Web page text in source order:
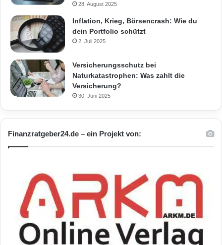
28. August 2025
Inflation, Krieg, Börsencrash: Wie du
dein Portfolio schützt
2. Juli 2025
Versicherungsschutz bei
Naturkatastrophen: Was zahlt die
Versicherung?
30. Juni 2025
Finanzratgeber24.de – ein Projekt von: